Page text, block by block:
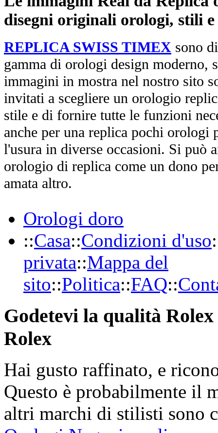
disegni originali orologi, stili
REPLICA SWISS TIMEX sono
gamma di orologi design moderno,
immagini in mostra nel nostro sito
invitati a scegliere un orologio
stile e di fornire tutte le funzioni
anche per una replica pochi orologi
l'usura in diverse occasioni. Si può
orologio di replica come un dono
amata altro.
Orologi doro
::Casa::Condizioni d'uso
privata::Mappa del
sito::Politica::FAQ::
Godetevi la qualità
Rolex
Hai gusto raffinato, e
Questo è probabilmente il
altri marchi di stilisti sono